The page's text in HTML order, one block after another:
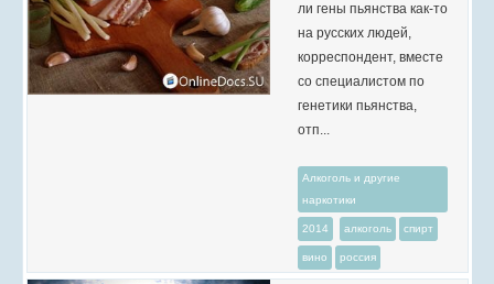
ли гены пьянства как-то
на русских людей,
корреспондент, вместе
со специалистом по
генетики пьянства,
отп...
Алкоголь и другие
наркотики
2014 алкоголь спирт
вино россия